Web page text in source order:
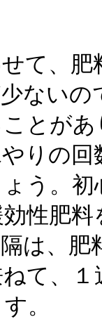
て、肥
ない
とが
りの
う。
性肥
は、
て、
。